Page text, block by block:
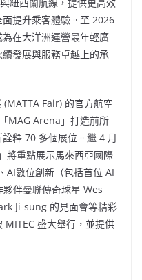
提升乘客體驗。至 2026
在大洋洲運營最年輕廣
發展與服務卓越上的承
Fair) 的官方航空
MAG Arena」打造前所
釋 70 多個展位。繼 4 月
將重點展示馬來西亞國際
AI數位創新（包括首位 AI
伴曼聯傳奇球星 Wes
Ji-sung 的見面會等精彩
MITEC 盛大舉行，並提供